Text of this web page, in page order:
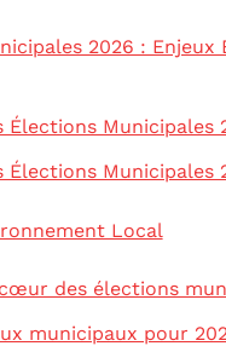
2026 :
Élections Municipales
Élections Municipales
Local
des élections
municipaux pour